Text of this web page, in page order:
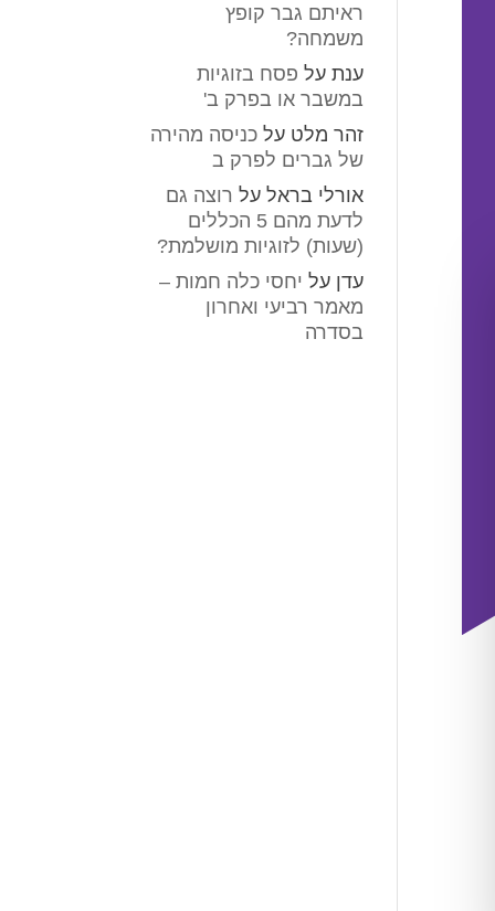
ראיתם גבר קופץ
משמחה?
ענת על פסח בזוגיות
במשבר או בפרק ב'
זהר מלט עלכניסה מהירה
של גברים לפרק ב
אורלי בראל על רוצה גם
לדעת מהם 5 הכללים
(שעות) לזוגיות מושלמת?
עדן על יחסי כלה חמות –
מאמר רביעי ואחרון
בסדרה